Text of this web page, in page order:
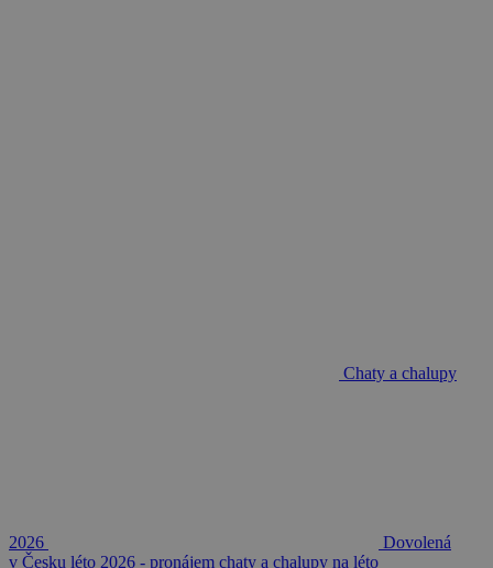
Chaty a chalupy
2026
Dovolená
v Česku léto 2026 - pronájem chaty a chalupy na léto